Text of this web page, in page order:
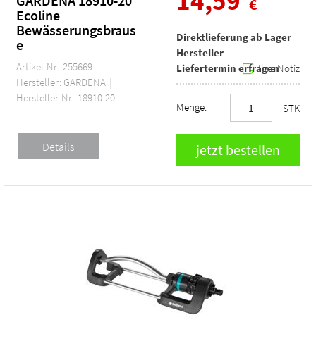
Ecoline
Bewässerungsbraus
e
Artikel-Nr.: 255669
Hersteller: GARDENA
Hersteller-Nr.: 18910-20
€
Direktlieferung ab Lager
Hersteller
Liefertermin erfragenIhre Notiz
Menge: STK